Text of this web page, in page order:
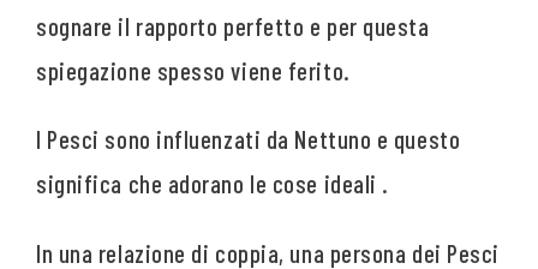
sognare il rapporto perfetto e per questa
spiegazione spesso viene ferito.
I Pesci sono influenzati da Nettuno e questo
significa che adorano le cose ideali .
In una relazione di coppia, una persona dei Pesci